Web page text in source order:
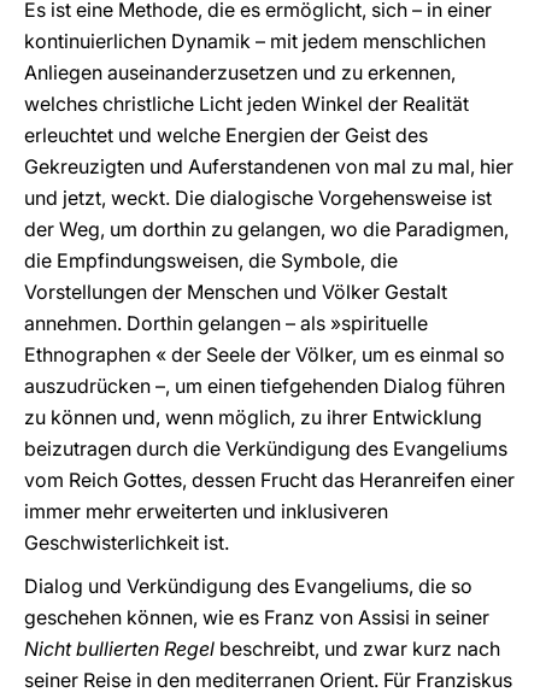
Es ist eine Methode, die es ermöglicht, sich – in einer
kontinuierlichen Dynamik – mit jedem menschlichen
Anliegen auseinanderzusetzen und zu erkennen,
welches christliche Licht jeden Winkel der Realität
erleuchtet und welche Energien der Geist des
Gekreuzigten und Auferstandenen von mal zu mal, hier
und jetzt, weckt. Die dialogische Vorgehensweise ist
der Weg, um dorthin zu gelangen, wo die Paradigmen,
die Empfindungsweisen, die Symbole, die
Vorstellungen der Menschen und Völker Gestalt
annehmen. Dorthin gelangen – als »spirituelle
Ethnographen « der Seele der Völker, um es einmal so
auszudrücken –, um einen tiefgehenden Dialog führen
zu können und, wenn möglich, zu ihrer Entwicklung
beizutragen durch die Verkündigung des Evangeliums
vom Reich Gottes, dessen Frucht das Heranreifen einer
immer mehr erweiterten und inklusiveren
Geschwisterlichkeit ist.
Dialog und Verkündigung des Evangeliums, die so
geschehen können, wie es Franz von Assisi in seiner
Nicht bullierten Regel beschreibt, und zwar kurz nach
seiner Reise in den mediterranen Orient. Für Franziskus